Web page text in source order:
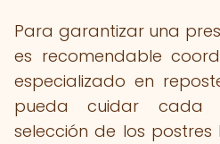
Para garantizar una
es recomendable
especializado en
pueda cuidar cada
selección de los postres